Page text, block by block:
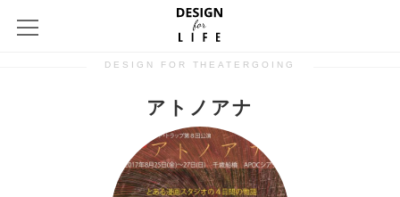
DESIGN FOR THEATERGOING
アトノアナ